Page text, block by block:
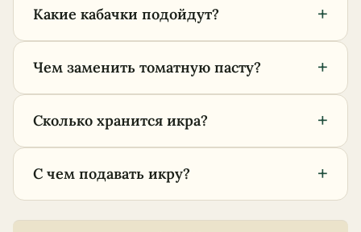
Какие кабачки подойдут? +
Чем заменить томатную пасту? +
Сколько хранится икра? +
С чем подавать икру? +